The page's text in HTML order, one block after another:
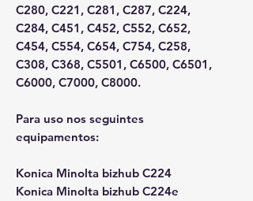
C280, C221, C281, C287, C224,
C284, C451, C452, C552, C652,
C454, C554, C654, C754, C258,
C308, C368, C5501, C6500, C6501,
C6000, C7000, C8000.
Para uso nos seguintes
equipamentos:
Konica Minolta bizhub C224
Konica Minolta bizhub C224e